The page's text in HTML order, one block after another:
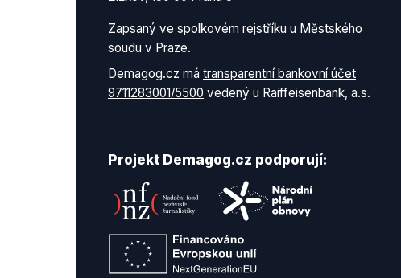
Zapsaný ve spolkovém rejstříku u Městského
soudu v Praze.
Demagog.cz má transparentní bankovní účet
9711283001/5500 vedený u Raiffeisenbank, a.s.
Projekt Demagog.cz podporují: